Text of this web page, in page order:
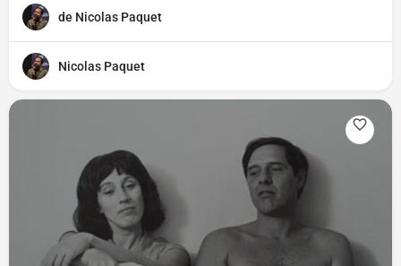
de Nicolas Paquet
Nicolas Paquet